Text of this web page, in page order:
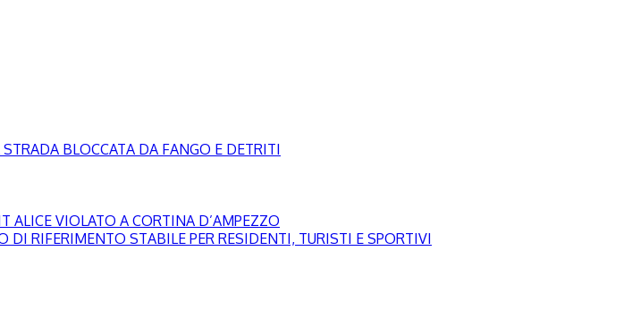
BLOCCATA DA FANGO E DETRITI
ALICE VIOLATO A CORTINA D’AMPEZZO
DI RIFERIMENTO STABILE PER RESIDENTI, TURISTI E SPORTIVI